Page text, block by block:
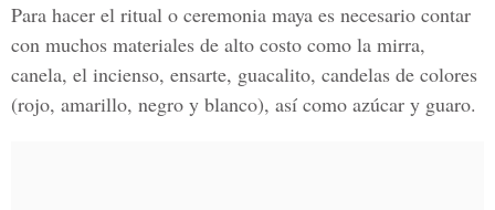
Para hacer el ritual o ceremonia maya es necesario contar
con muchos materiales de alto costo como la mirra,
canela, el incienso, ensarte, guacalito, candelas de colores
(rojo, amarillo, negro y blanco), así como azúcar y guaro.